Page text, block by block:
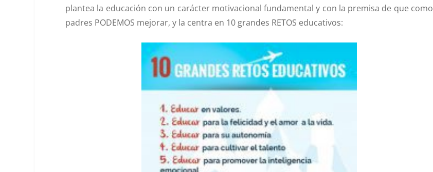
plantea la educación con un carácter motivacional fundamental y con la premisa de que como
padres PODEMOS mejorar,y la centra en 10 grandes RETOS educativos: